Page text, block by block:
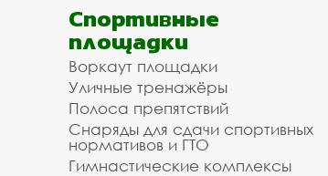
Спортивные
площадки
Воркаут площадки
Уличные тренажёры
Полоса препятствий
Снаряды для сдачи спортивных
нормативов и ГТО
Гимнастические комплексы